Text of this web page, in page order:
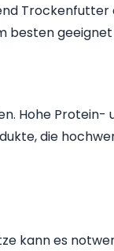
besten geeignet
Hohe Protein-
die
kann es